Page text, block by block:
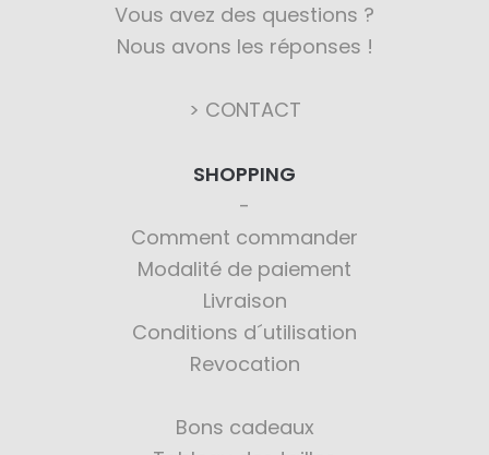
Vous avez des questions ?
Nous avons les réponses !
> CONTACT
SHOPPING
Comment commander
Modalité de paiement
Livraison
Conditions d´utilisation
Revocation
Bons cadeaux